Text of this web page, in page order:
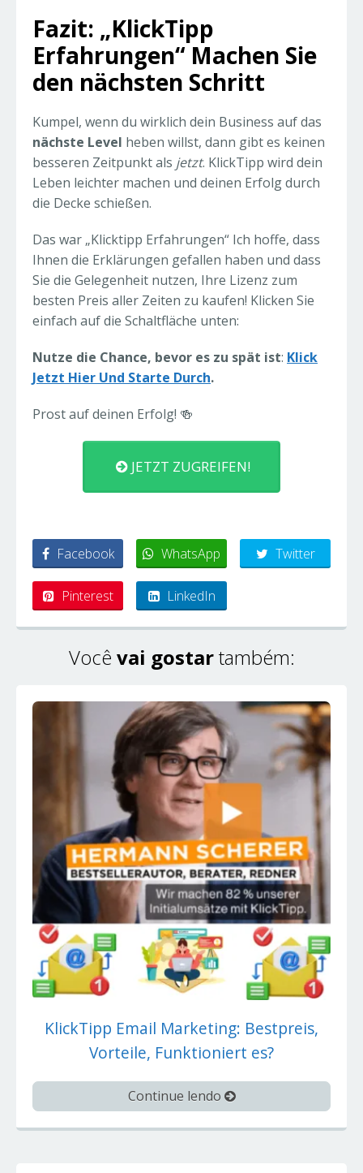
Fazit: „KlickTipp
Erfahrungen“ Machen Sie
den nächsten Schritt
Kumpel, wenn du wirklich dein Business auf das
nächste Level heben willst, dann gibt es keinen
besseren Zeitpunkt als jetzt. KlickTipp wird dein
Leben leichter machen und deinen Erfolg durch
die Decke schießen.
Das war „Klicktipp Erfahrungen“ Ich hoffe, dass
Ihnen die Erklärungen gefallen haben und dass
Sie die Gelegenheit nutzen, Ihre Lizenz zum
besten Preis aller Zeiten zu kaufen! Klicken Sie
einfach auf die Schaltfläche unten:
Nutze die Chance, bevor es zu spät ist: Klick
Jetzt Hier Und Starte Durch.
Prost auf deinen Erfolg! 🍻
JETZT ZUGREIFEN!
Facebook WhatsApp Twitter
Pinterest LinkedIn
Você vai gostartambém:
KlickTipp Email Marketing: Bestpreis,
Vorteile, Funktioniert es?
Continue lendo